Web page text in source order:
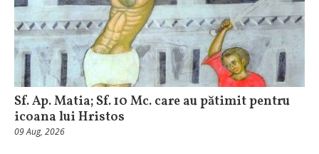
Sf. Ap. Matia; Sf. 10 Mc. care au pătimit pentru
icoana lui Hristos
09 Aug, 2026